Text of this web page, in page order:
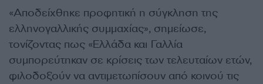
«Αποδείχθηκε προφητική η σύγκληση της
ελληνογαλλικής συμμαχίας», σημείωσε,
τονίζοντας πως «Ελλάδα και Γαλλία
συμπορεύτηκαν σε κρίσεις των τελευταίων ετών,
φιλοδοξούν να αντιμετωπίσουν από κοινού τις